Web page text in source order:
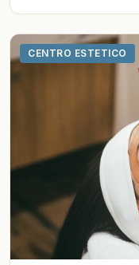
CENTRO ESTETICO